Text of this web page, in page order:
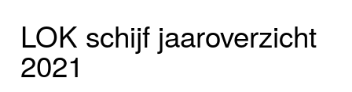
Nieuws
Foto's
LOK schijf jaar­over­zicht
2021